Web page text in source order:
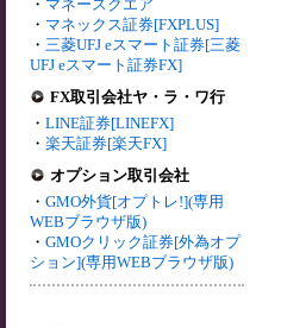
・ マネースクエア
・ マネックス証券[FXPLUS]
・ 三菱UFJ eスマート証券[三菱
UFJ eスマート証券FX]
FX取引会社ヤ・ラ・ワ行
・ LINE証券[LINEFX]
・ 楽天証券[楽天FX]
オプション取引会社
・ GMO外貨[オプトレ!](専用
WEBブラウザ版)
・ GMOクリック証券[外為オプ
ション](専用WEBブラウザ版)